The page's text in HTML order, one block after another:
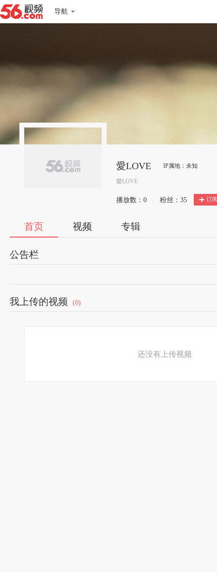
导航
愛LOVE IP属地：未知
愛LOVE
播放数： 0 粉丝： 35 订
首页 视频 专辑
公告栏
我上传的视频 (0)
还没有上传视频